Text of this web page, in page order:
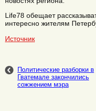
Life78 обещает
интересно жителям
Источник
Политические разборки в
Гватемале закончились
сожжением мэра